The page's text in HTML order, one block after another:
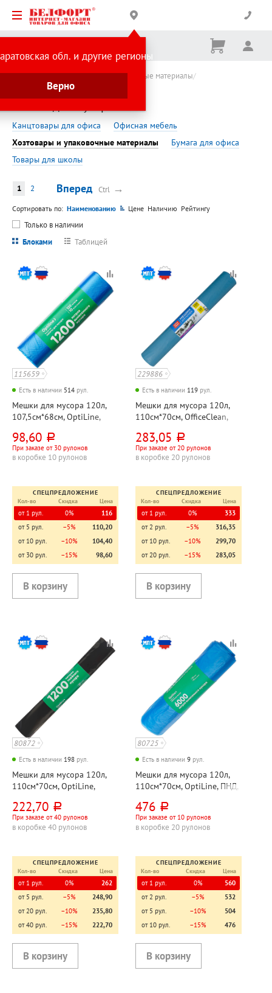
обл. и другие регионы
Верно
Корзина
Ничего
Минпромторг Хозтовары и упаковочные материалы
Мешки для мусора
Канцтовары для офиса
Офисная мебель
Хозтовары и упаковочные материалы
Бумага для офиса
Товары для школы
Вперед Ctrl →
1 2
Сортировать по: Наименованию Цене Наличию Рейтингу
Только в наличии
Блоками
Таблицей
115659
Есть в наличии 514 рул.
Мешки для мусора 120л,
107,5см*68см, OptiLine,
рул
98,60 руб.
При заказе от 30 рулонов
в коробке 10 рулонов
СПЕЦПРЕДЛОЖЕНИЕ
Кол-во
Скидка Цена
от 1 рул. 0%
116
от 5 рул.
−5%
110,20
от 10 рул.
−10%
104,40
от 30 рул.
−15% 98,60
229886
Есть в наличии 119 рул.
Мешки для мусора 120л,
110см*70см, OfficeClean,
рул, особо прочные
283,05 руб.
При заказе от 20 рулонов
в коробке 20 рулонов
СПЕЦПРЕДЛОЖЕНИЕ
Кол-во
Скидка Цена
от 1 рул. 0%
333
от 2 рул.
−5%
316,35
от 10 рул.
−10%
299,70
от 20 рул.
−15% 283,05
80872
Есть в наличии 198 рул.
Мешки для мусора 120л,
110см*70см, OptiLine,
черные, 10шт, рул
222,70 руб.
При заказе от 40 рулонов
в коробке 40 рулонов
СПЕЦПРЕДЛОЖЕНИЕ
Кол-во
Скидка Цена
от 1 рул. 0%
262
от 5 рул.
−5%
248,90
от 20 рул.
−10%
235,80
от 40 рул.
−15% 222,70
80725
Есть в наличии 9 рул.
Мешки для мусора 120л,
110см*70см, OptiLine, ПНД,
476 руб.
При заказе от 10 рулонов
в коробке 20 рулонов
СПЕЦПРЕДЛОЖЕНИЕ
Кол-во
Скидка Цена
от 1 рул. 0%
560
от 2 рул.
−5%
532
от 5 рул.
−10%
504
от 10 рул.
−15% 476